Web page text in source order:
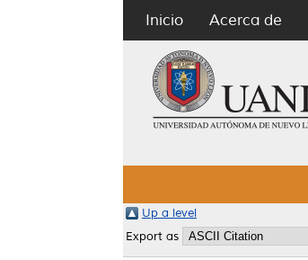
Inicio Acerca de
Up a level
Export as